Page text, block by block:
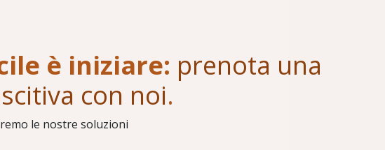
è iniziare: prenota una
con noi.
le nostre soluzioni